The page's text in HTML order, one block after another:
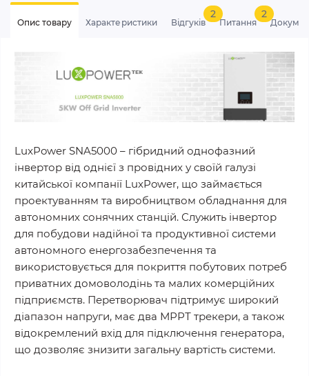
Опис товару Характеристики Відгуків
2
Питання
2
LuxPower SNA5000 – гібридний однофазний
інвертор від однієї з провідних у своїй галузі
китайської компанії LuxPower, що займається
проектуванням та виробництвом обладнання для
автономних сонячних станцій. Служить інвертор
для побудови надійної та продуктивної системи
автономного енергозабезпечення та
використовується для покриття побутових потреб
приватних домоволодінь та малих комерційних
підприємств. Перетворювач підтримує широкий
діапазон напруги, має два МРРТ трекери, а також
відокремлений вхід для підключення генератора,
що дозволяє знизити загальну вартість системи.